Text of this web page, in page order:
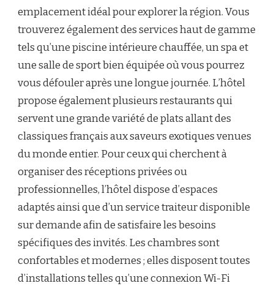
emplacement idéal pour explorer la région. Vous
trouverez également des services haut de gamme
tels qu’une piscine intérieure chauffée, un spa et
une salle de sport bien équipée où vous pourrez
vous défouler après une longue journée. L’hôtel
propose également plusieurs restaurants qui
servent une grande variété de plats allant des
classiques français aux saveurs exotiques venues
du monde entier. Pour ceux qui cherchent à
organiser des réceptions privées ou
professionnelles, l’hôtel dispose d’espaces
adaptés ainsi que d’un service traiteur disponible
sur demande afin de satisfaire les besoins
spécifiques des invités. Les chambres sont
confortables et modernes ; elles disposent toutes
d’installations telles qu’une connexion Wi-Fi